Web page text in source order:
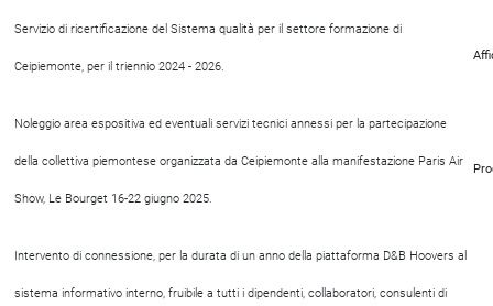
Servizio di ricertificazione del Sistema qualità per il settore formazione di
Ceipiemonte, per il triennio 2024 - 2026.
Noleggio area espositiva ed eventuali servizi tecnici annessi per la partecipazione
della collettiva piemontese organizzata da Ceipiemonte alla manifestazione Paris Air
Show, Le Bourget 16-22 giugno 2025.
Intervento di connessione, per la durata di un anno della piattaforma D&B Hoovers al
sistema informativo interno, fruibile a tutti i dipendenti, collaboratori, consulenti di